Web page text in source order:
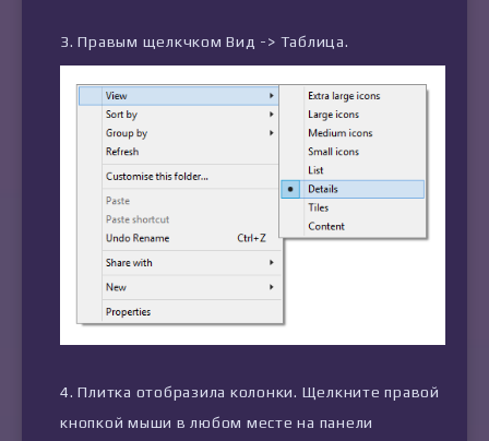
Правым щелкчком Вид -> Таблица.
Плитка отобразила колонки. Щелкните правой
кнопкой мыши в любом месте на панели